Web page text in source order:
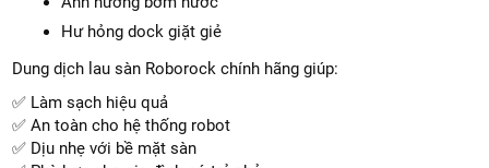
Điều này có thể gây:
Tắc đường nước
Bám cặn hệ thống
Giảm hiệu quả lau
Ảnh hưởng bơm nước